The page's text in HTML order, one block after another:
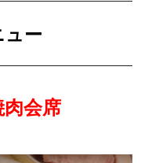
ュー
肉会席